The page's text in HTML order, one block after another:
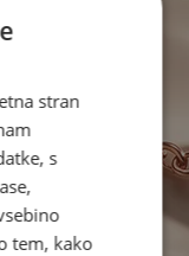
stran
s
tem, kako